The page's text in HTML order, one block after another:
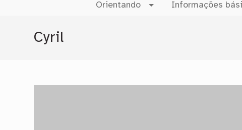
Orientando Informações
Cyril